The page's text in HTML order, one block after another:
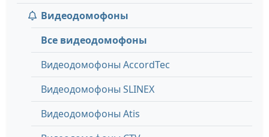
Видеодомофоны
Все видеодомофоны
Видеодомофоны AccordTec
Видеодомофоны SLINEX
Видеодомофоны Atis